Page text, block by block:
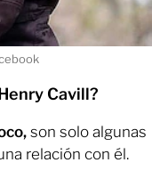
Cavill?
son solo algunas
relación con él.